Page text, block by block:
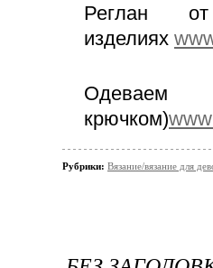
Реглан
изделиях
Одеваем
крючком)
Рубрики: Вязание/вязание для